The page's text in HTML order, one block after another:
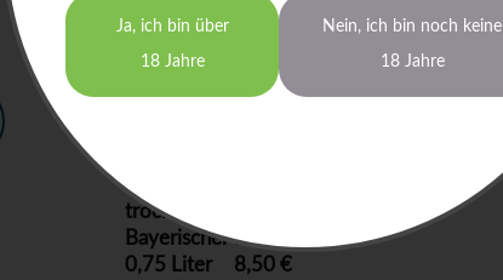
2025
trocken
Bayerischer Bodensee
0,75 Liter
8,50 €
Ja, ich bin über
18 Jahre
Nein, ich bin noch keine
18 Jahre